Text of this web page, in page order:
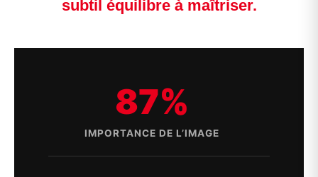
subtil équilibre à maîtriser.
87%
IMPORTANCE DE L’IMAGE